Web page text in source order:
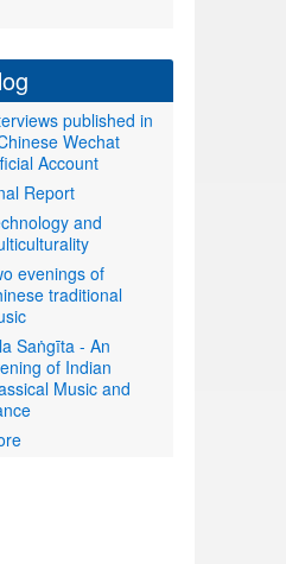
published in
Wechat
Account
Report
and
evenings of
traditional
Saṅgīta - An
of Indian
Music and